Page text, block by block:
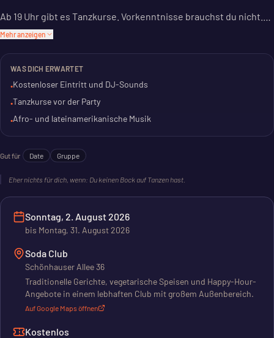
Ab 19 Uhr gibt es Tanzkurse. Vorkenntnisse brauchst du nicht.
Danach wird auf allen Floors gefeiert. Afro- und
Der Eintritt ist frei. Ein DJ sorgt für die Musik. Das Ganze geht
bis tief in die Nacht. Für Gruppen und Dates eine gute Sache.
Mehr anzeigen
WAS DICH ERWARTET
•Kostenloser Eintritt und DJ-Sounds
•Tanzkurse vor der Party
•Afro- und lateinamerikanische Musik
Gut für Date Gruppe
Eher nichts für dich, wenn: Du keinen Bock auf Tanzen hast.
Sonntag, 2. August 2026
bis Montag, 31. August 2026
Soda Club
Schönhauser Allee 36
Traditionelle Gerichte, vegetarische Speisen und Happy-Hour-
Angebote in einem lebhaften Club mit großem Außenbereich.
Auf Google Maps öffnen
Kostenlos